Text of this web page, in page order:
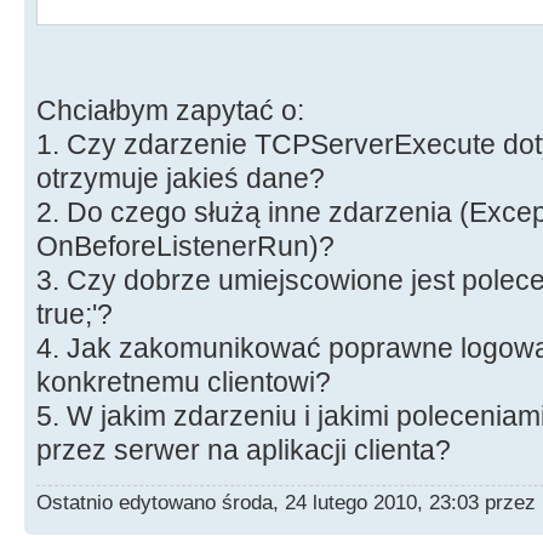
}
}
}
WSACleanup();
return retVal;
}
--------------------
void __fastcall
{
TCPClient->Host = IPSerwer-
*AContext)
{
MemoZdarzenia->Lines-
}
--------------------
void __fastcall
*AContext)
{
TCPServer->Active = true;
String line = AContext-
String ip, login, pass;
Chciałbym zapytać o:
1. Czy zdarzenie TCPServerExecute
otrzymuje jakieś dane?
2. Do czego służą inne zdarzenia
OnBeforeListenerRun)?
3. Czy dobrze umiejscowione jest
true;'?
4. Jak zakomunikować poprawne
konkretnemu clientowi?
5. W jakim zdarzeniu i jakimi
przez serwer na aplikacji clienta?
Ostatnio edytowano środa, 24 lutego 2010, 23:03 przez